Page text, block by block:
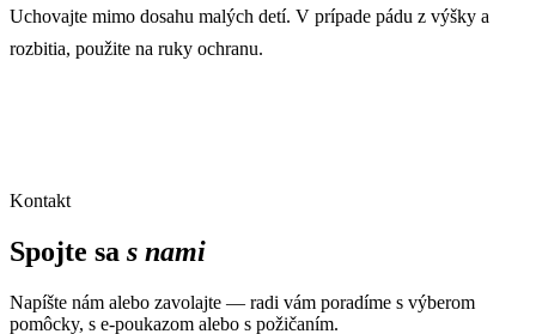
Uchovajte mimo dosahu malých detí. V prípade pádu z výšky a
rozbitia, použite na ruky ochranu.
Kontakt
Spojte sa s nami
Napíšte nám alebo zavolajte — radi vám poradíme s výberom
pomôcky, s e-poukazom alebo s požičaním.